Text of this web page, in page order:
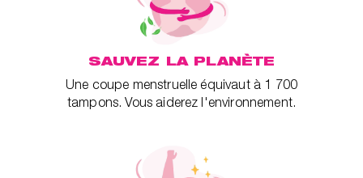
SAUVEZ LA PLANÈTE
Une coupe menstruelle équivaut à 1 700
tampons. Vous aiderez l'environnement.